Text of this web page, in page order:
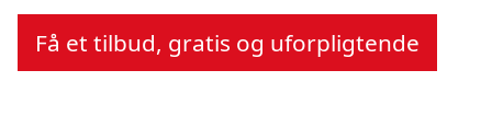
Få et tilbud, gratis og uforpligtende